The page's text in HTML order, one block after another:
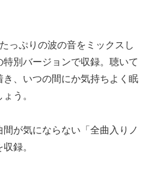
っぷりの波の音をミックスし
別バージョンで収録。聴いて
、いつの間にか気持ちよく眠
う。
が気にならない「全曲入りノ
録。